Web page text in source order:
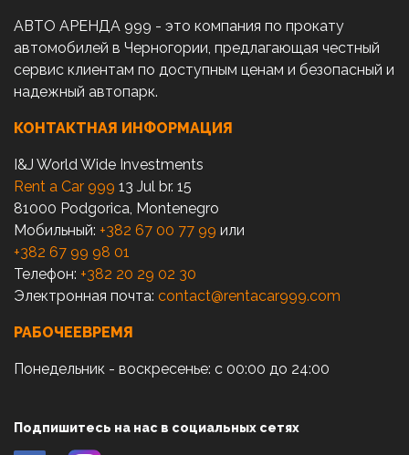
АВТО АРЕНДА 999 - это компания по прокату
автомобилей в Черногории, предлагающая честный
сервис клиентам по доступным ценам и безопасный и
надежный автопарк.
КОНТАКТНАЯ ИНФОРМАЦИЯ
I&J World Wide Investments
Rent a Car 999 13 Jul br. 15
81000 Podgorica, Montenegro
Мобильный: +382 67 00 77 99 или
+382 67 99 98 01
Телефон: +382 20 29 02 30
Электронная почта: contact@rentacar999.com
РАБОЧЕЕВРЕМЯ
Понедельник - воскресенье: с 00:00 до 24:00
Подпишитесь на нас в социальных сетях